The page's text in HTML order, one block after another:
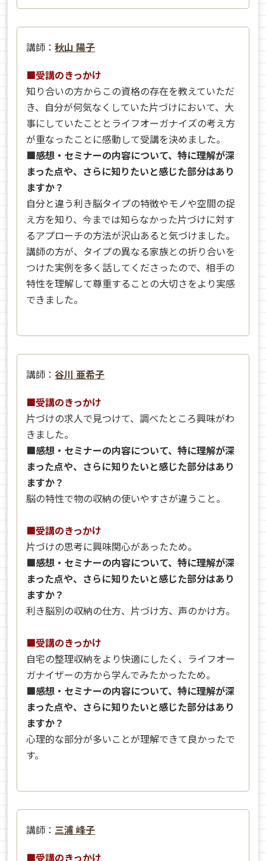
講師：秋山 陽子
■受講のきっかけ
知り合いの方からこの資格の存在を教えていただ
き、自分が何気なくしていた片づけにおいて、大
事にしていたこととライフオーガナイズの考え方
が重なったことに感動して受講を決めました。
■感想・セミナーの内容について、特に理解が深
まった点や、さらに知りたいと感じた部分はあり
ますか？
自分と違う利き脳タイプの特徴やモノや空間の捉
え方を知り、今までは知らなかった片づけに対す
るアプローチの方法が沢山あると気づけました。
講師の方が、タイプの異なる家族との折り合いを
つけた実例を多く話してくださったので、相手の
特性を理解して尊重することの大切さをより実感
できました。
講師：谷川 亜希子
■受講のきっかけ
片づけの求人で見つけて、調べたところ興味がわ
きました。
■感想・セミナーの内容について、特に理解が深
まった点や、さらに知りたいと感じた部分はあり
ますか？
脳の特性で物の収納の使いやすさが違うこと。
■受講のきっかけ
片づけの思考に興味関心があったため。
■感想・セミナーの内容について、特に理解が深
まった点や、さらに知りたいと感じた部分はあり
ますか？
利き脳別の収納の仕方、片づけ方、声のかけ方。
■受講のきっかけ
自宅の整理収納をより快適にしたく、ライフオー
ガナイザーの方から学んでみたかったため。
■感想・セミナーの内容について、特に理解が深
まった点や、さらに知りたいと感じた部分はあり
ますか？
心理的な部分が多いことが理解できて良かったで
す。
講師： 三浦 峰子
■受講のきっかけ